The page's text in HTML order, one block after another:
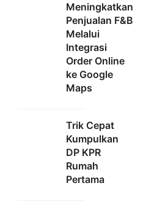
Meningkatkan
Penjualan F&B
Melalui
Integrasi
Order Online
ke Google
Maps
Trik Cepat
Kumpulkan
DP KPR
Rumah
Pertama